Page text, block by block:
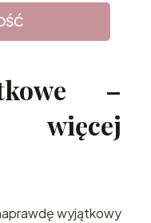
odda rangę tej
bywa jednak
sukcesu,
–
wyjątkowy